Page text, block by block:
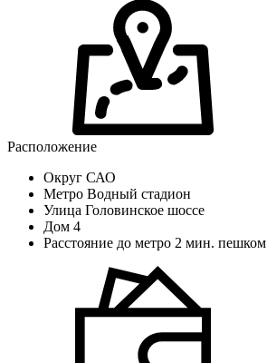
Расположение
Округ САО
Метро Водный стадион
Улица Головинское шоссе
Дом 4
Расстояние до метро 2 мин. пешком